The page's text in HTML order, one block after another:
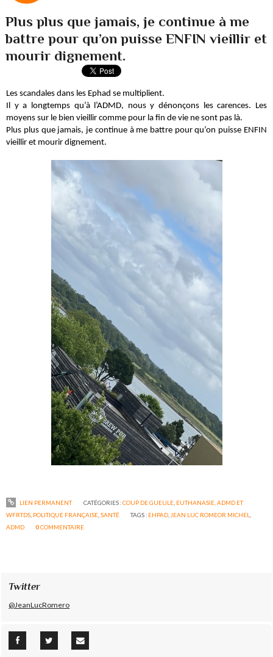
Plus plus que jamais, je continue à me
battre pour qu’on puisse ENFIN vieillir et
mourir dignement.
Les scandales dans les Ephad se multiplient.
Il y a longtemps qu’à l’ADMD, nous y dénonçons les carences. Les
moyens sur le bien vieillir comme pour la fin de vie ne sont pas là.
Plus plus que jamais, je continue à me battre pour qu’on puisse ENFIN
vieillir et mourir dignement.
LIEN PERMANENT CATÉGORIES :COUP DE GUEULE, EUTHANASIE, ADMD ET
WFRTDS POLITIQUE FRANÇAISE ,SANTÉ TAGS : EHPAD JEAN LUC ROMEOR MICHEL
ADMD
0COMMENTAIRE
Twitter
@JeanLucRomero